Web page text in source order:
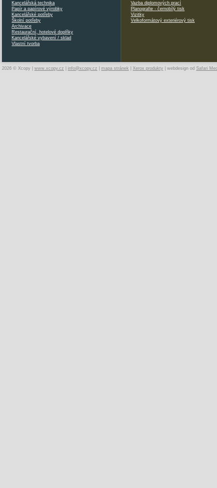
Kancelářská technika
Papír a papírové výrobky
Kancelářské potřeby
Školní potřeby
Archivace
Restaurační, hotelové doplňky
Kancelářské vybavení / sklad
Vlastní tvorba
Vazba diplomových prací
Planografie - černobílý tisk
Vizitky
Velkoformátový exteriérový tisk
2026 © Xcopy | www.xcopy.cz info@xcopy.cz mapa stránek Xerox produkty | webdesign od Safari